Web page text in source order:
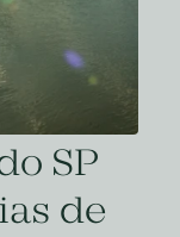
SP
de